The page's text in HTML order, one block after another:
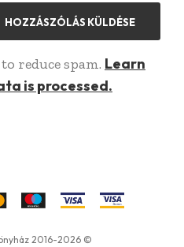
reduce spam. Learn
is processed.
2016-2026 ©